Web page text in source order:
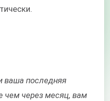
ваша последняя
чем через месяц, вам